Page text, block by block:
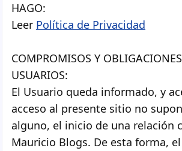
HAGO:
Leer Política de Privacidad
COMPROMISOS Y
USUARIOS:
El Usuario queda informado, y
acceso al presente sitio no
alguno, el inicio de una relación
Mauricio Blogs. De esta forma,